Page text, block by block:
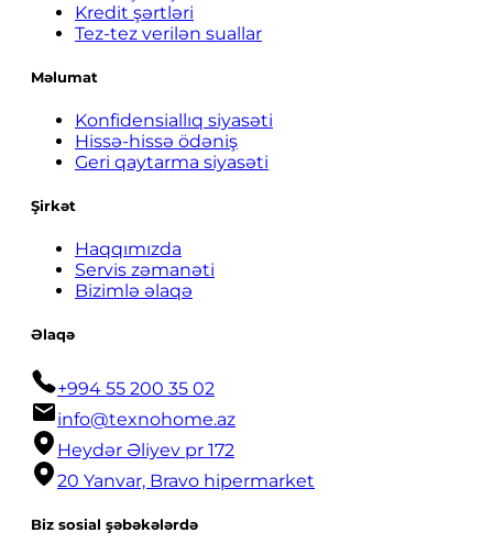
Kredit şərtləri
Tez-tez verilən suallar
Məlumat
Konfidensiallıq siyasəti
Hissə-hissə ödəniş
Geri qaytarma siyasəti
Şirkət
Haqqımızda
Servis zəmanəti
Bizimlə əlaqə
Əlaqə
+994 55 200 35 02
info@texnohome.az
Heydər Əliyev pr 172
20 Yanvar, Bravo hipermarket
Biz sosial şəbəkələrdə